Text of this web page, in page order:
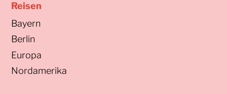
Reisen
Bayern
Berlin
Europa
Nordamerika